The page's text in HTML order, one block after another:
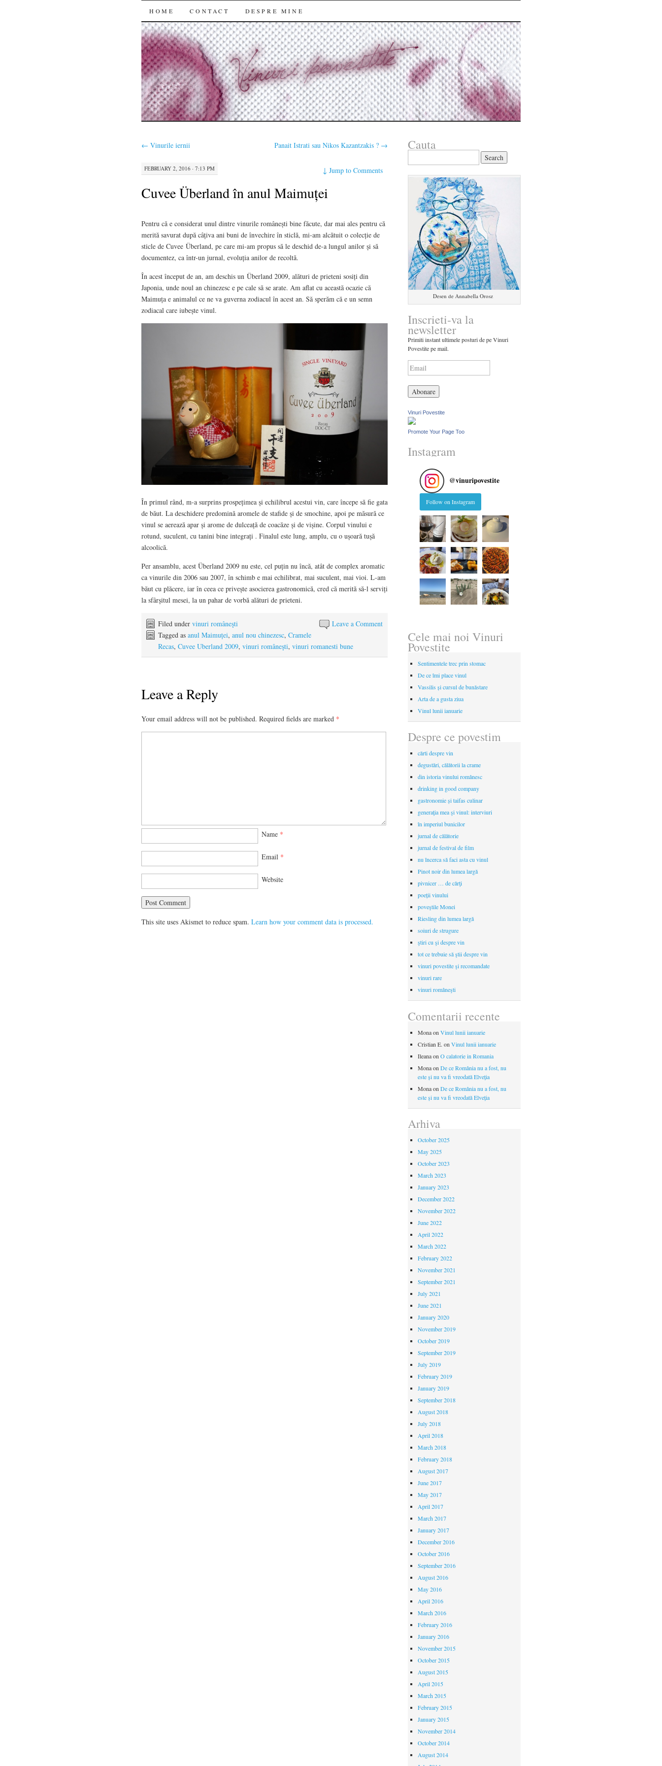
SKIP
TO
CONTENT
HOME CONTACT DESPRE MINE
← Vinurile iernii Panait Istrati sau Nikos Kazantzakis ? →
FEBRUARY 2, 2016 · 7:13 PM ↓Jump to Comments
Cuvee Überland în anul Maimuței
Pentru că e considerat unul dintre vinurile românești bine făcute, dar mai ales pentru că
merită savurat după câțiva ani buni de învechire în sticlă, mi-am alcătuit o colecție de
sticle de Cuvee Überland, pe care mi-am propus să le deschid de-a lungul anilor și să
documentez, ca într-un jurnal, evoluția anilor de recoltă.
În acest început de an, am deschis un Überland 2009, alături de prieteni sosiți din
Japonia, unde noul an chinezesc e pe cale să se arate. Am aflat cu această ocazie că
Maimuța e animalul ce ne va guverna zodiacul în acest an. Să sperăm că e un semn
zodiacal care iubește vinul.
În primul rând, m-a surprins prospețimea și echilibrul acestui vin, care începe să fie gata
de băut. La deschidere predomină aromele de stafide și de smochine, apoi pe măsură ce
vinul se aerează apar și arome de dulceață de coacăze și de vișine. Corpul vinului e
rotund, suculent, cu tanini bine integrați . Finalul este lung, amplu, cu o ușoară tușă
alcoolică.
Per ansamblu, acest Überland 2009 nu este, cel puțin nu încă, atât de complex aromatic
ca vinurile din 2006 sau 2007, în schimb e mai echilibrat, mai suculent, mai vioi. L-am
băut cu plăcere, iar în ceea ce privește asocierea gastronomică, cred că merită să-l serviți
la sfârșitul mesei, la un pahar de vorbă alături de prieteni.
Leave a Comment
Filed under vinuri româneşti
Tagged as anul Maimuței, anul nou chinezesc, Cramele
Recas, Cuvee Uberland 2009, vinuri româneşti, vinuri romanesti bune
Leave a Reply
Your email address will not be published. Required fields are marked *
Name *
Email *
Website
This site uses Akismet to reduce spam. Learn how your comment data is processed.
Cauta
Desen de Annabella Orosz
Inscrieti-va la
newsletter
Primiti instant ultimele posturi de pe Vinuri
Povestite pe mail.
Vinuri Povestite
Promote Your Page Too
Instagram
@vinuripovestite
Follow on Instagram
Cele mai noi Vinuri
Povestite
Sentimentele trec prin stomac
De ce îmi place vinul
Vassilis și cursul de bunăstare
Arta de a gusta ziua
Vinul lunii ianuarie
Despre ce povestim
cărti despre vin
degustări, călătorii la crame
din istoria vinului românesc
drinking in good company
gastronomie și taifas culinar
generaţia mea şi vinul: interviuri
în imperiul bunicilor
jurnal de călătorie
jurnal de festival de film
nu încerca să faci asta cu vinul
Pinot noir din lumea largă
pivnicer … de cărţi
poeții vinului
poveştile Monei
Riesling din lumea largă
soiuri de strugure
ştiri cu şi despre vin
tot ce trebuie să ştii despre vin
vinuri povestite şi recomandate
vinuri rare
vinuri româneşti
Comentarii recente
Monaon Vinul lunii ianuarie
Cristian E. on Vinul lunii ianuarie
Ileanaon O calatorie in Romania
Monaon De ce România nu a fost, nu
este și nu va fi vreodată Elveția
Monaon De ce România nu a fost, nu
este și nu va fi vreodată Elveția
Arhiva
October 2025
May 2025
October 2023
March 2023
January 2023
December 2022
November 2022
June 2022
April 2022
March 2022
February 2022
November 2021
September 2021
July 2021
June 2021
January 2020
November 2019
October 2019
September 2019
July 2019
February 2019
January 2019
September 2018
August 2018
July 2018
April 2018
March 2018
February 2018
August 2017
June 2017
May 2017
April 2017
March 2017
January 2017
December 2016
October 2016
September 2016
August 2016
May 2016
April 2016
March 2016
February 2016
January 2016
November 2015
October 2015
August 2015
April 2015
March 2015
February 2015
January 2015
November 2014
October 2014
August 2014